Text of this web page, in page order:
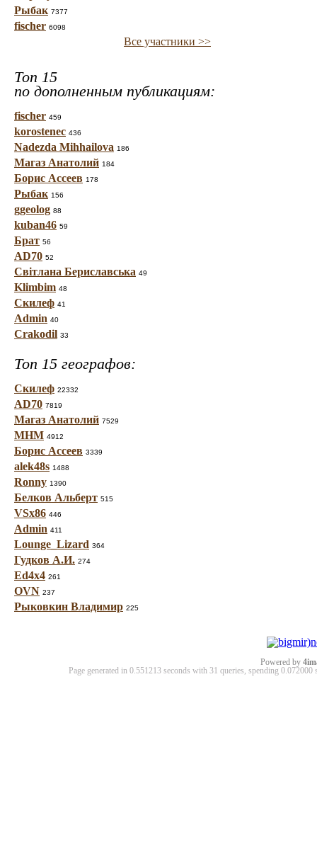
Рыбак 7377
fischer 6098
Все участники >>
Топ 15
по дополненным публикациям:
fischer 459
korostenec 436
Nadezda Mihhailova 186
Магаз Анатолий 184
Борис Ассеев 178
Рыбак 156
ggeolog 88
kuban46 59
Брат 56
AD70 52
Світлана Бериславська 49
Klimbim 48
Скилеф 41
Admin 40
Crakodil 33
Топ 15 географов:
Скилеф 22332
AD70 7819
Магаз Анатолий 7529
МНМ 4912
Борис Ассеев 3339
alek48s 1488
Ronny 1390
Белков Альберт 515
VSx86 446
Admin 411
Lounge_Lizard 364
Гудков А.И. 274
Ed4x4 261
OVN 237
Рыковкин Владимир 225
Powered by
Page generated in 0.551213 seconds with 31 queries, spending